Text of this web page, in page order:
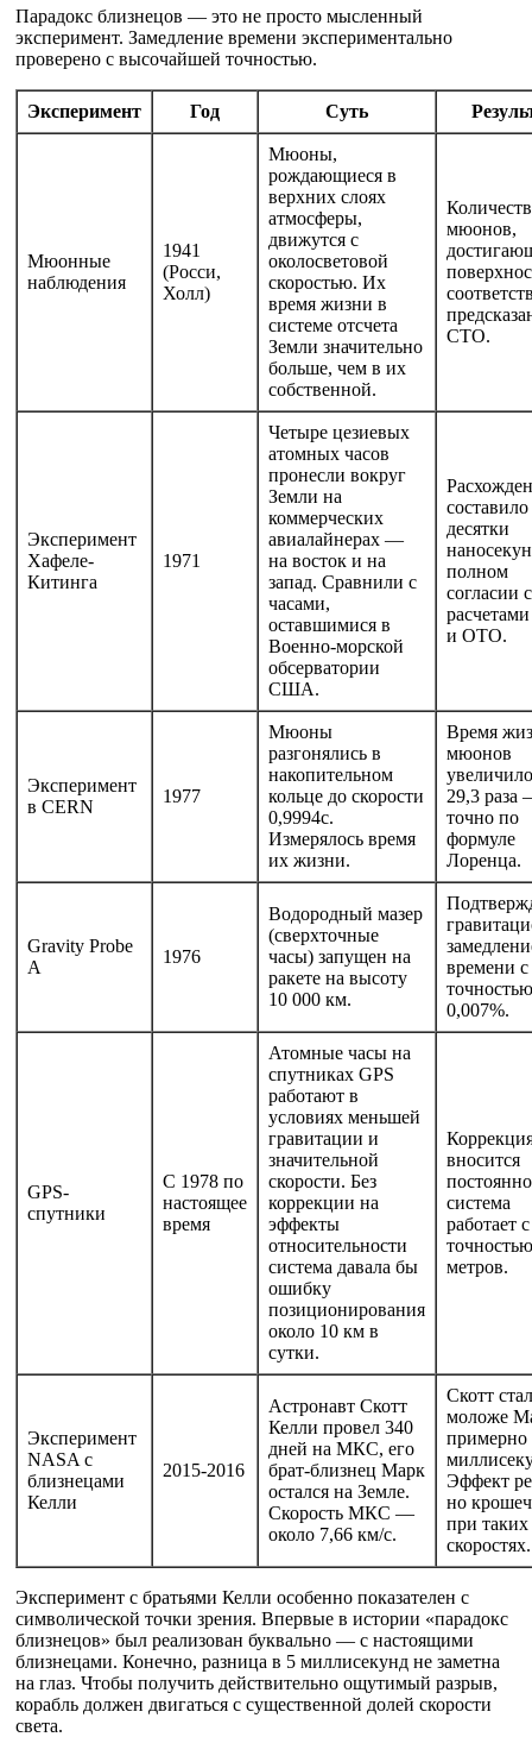
Парадокс близнецов — это не просто мысленный
эксперимент. Замедление времени экспериментально
проверено с высочайшей точностью.
Эксперимент Год Суть
Мюонные
наблюдения
1941
(Росси,
Холл)
Мюоны,
рождающиеся в
верхних слоях
атмосферы,
движутся с
околосветовой
скоростью. Их
время жизни в
системе отсчета
Земли значительно
больше, чем в их
собственной.
мюонов,
СТО.
Эксперимент
Хафеле-
Китинга
1971
Четыре цезиевых
атомных часов
пронесли вокруг
Земли на
коммерческих
авиалайнерах —
на восток и на
запад. Сравнили с
часами,
оставшимися в
Военно-морской
обсерватории
США.
составило
десятки
полном
согласии с
и ОТО.
Эксперимент
в CERN
1977
Мюоны
разгонялись в
накопительном
кольце до скорости
0,9994c.
Измерялось время
их жизни.
Время
мюонов
29,3 раза
точно по
формуле
Лоренца.
Gravity Probe
A
1976
Водородный мазер
(сверхточные
часы) запущен на
ракете на высоту
10 000 км.
времени с
точностью
0,007%.
GPS-
спутники
С 1978 по
настоящее
время
Атомные часы на
спутниках GPS
работают в
условиях меньшей
гравитации и
значительной
скорости. Без
коррекции на
эффекты
относительности
система давала бы
ошибку
позиционирования
около 10 км в
сутки.
вносится
система
работает с
метров.
Эксперимент
NASA с
близнецами
Келли
2015-2016
Астронавт Скотт
Келли провел 340
дней на МКС, его
брат-близнец Марк
остался на Земле.
Скорость МКС —
около 7,66 км/с.
Скотт стал
моложе
примерно
Эффект
но
при таких
скоростях.
Эксперимент с братьями Келли особенно показателен с
символической точки зрения. Впервые в истории «парадокс
близнецов» был реализован буквально — с настоящими
близнецами. Конечно, разница в 5 миллисекунд не заметна
на глаз. Чтобы получить действительно ощутимый разрыв,
корабль должен двигаться с существенной долей скорости
света.